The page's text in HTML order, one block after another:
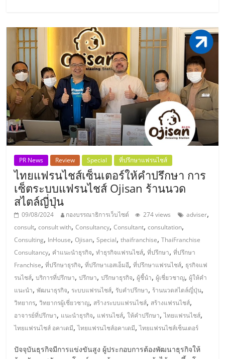
ขา
แฟ
รน
ไชส์,
ศูนย์
รวม
แฟ
รน
ไชส์
พร้อม
ทำเล
สำหรับ
PR News Review Special ที่ปรึกษาแฟรนไชส์
ไทยแฟรนไชส์เซ็นเตอร์ให้คำปรึกษา การ
เซ็ตระบบแฟรนไชส์ Ojisan ร้านนวด
สไตล์ญี่ปุ่น
09/08/2024 กองบรรณาธิการเว็บไซต์ 274 views adviser,
consult,consult with,Consultancy,Consultant,consultation,
Consulting, InHouse,Ojisan,Special,thaifranchise,ThaiFranchise
Consultancy, คำแนะนำธุรกิจ,ทำธุรกิจแฟรนไชส์,ที่ปรึกษา,ที่ปรึกษา
Franchise,ที่ปรึกษาธุรกิจ,ที่ปรึกษาเอสเอ็มอี,ที่ปรึกษาแฟรนไชส์, ธุรกิจแฟ
รนไชส์,บริการที่ปรึกษา,ปรึกษา,ปรึกษาธุรกิจ,ผู้ชี้นำ,ผู้เชี่ยวชาญ,ผู้ให้คำ
แนะนำ,พัฒนาธุรกิจ, ระบบแฟรนไชส์, รับคำปรึกษา, ร้านนวดสไตล์ญี่ปุ่น,
วิทยากร,วิทยากรผู้เชี่ยวชาญ, สร้างระบบแฟรนไชส์, สร้างแฟรนไชส์,
อาจารย์ที่ปรึกษา, แนะนำธุรกิจ, แฟรนไชส์,ให้คำปรึกษา,ไทยแฟรนไชส์,
ไทยแฟรนไชส์ อคาเดมี,ไทยแฟรนไชส์อคาเดมี,ไทยแฟรนไชส์เซ็นเตอร์
ปัจจุบันธุรกิจมีการแข่งขันสูง ผู้ประกอบการต้องพัฒนาธุรกิจให้